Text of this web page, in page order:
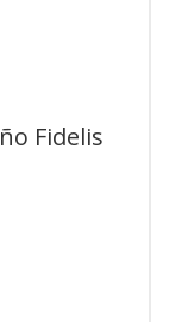
Fidelis